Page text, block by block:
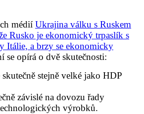
médií Ukrajina válku s Ruskem
Rusko je ekonomický trpaslík s
Itálie, a brzy se ekonomicky
se opírá o dvě skutečnosti:
stejně velké jako HDP
závislé na dovozu řady
výrobků.